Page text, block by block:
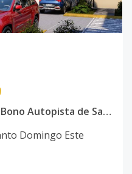
Proyecto residencial Con Bono Autopista de San Isidro
Domingo Este